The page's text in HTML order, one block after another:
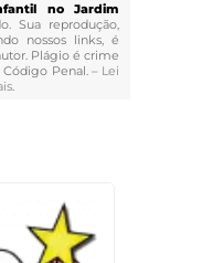
no Jardim
Sua reprodução,
nossos links, é
Plágio é crime
Penal. – Lei
.